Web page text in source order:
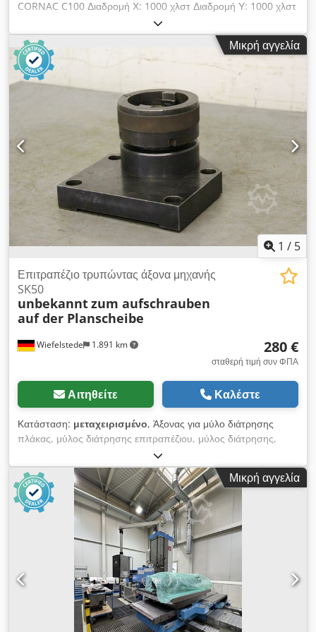
βοηθήματα σύσφιξης, 1 γωνία σύσφιξης και πλάκες κ.λπ.
CORNAC C100 Διαδρομή Χ: 1000 χλστ Διαδρομή Υ: 1000 χλστ
Διαδρομή Z: 1260 χλστ Σταθερό τραπέζι Κώνος: SA 50 Άξονας:
Ø 100 mm Έξοδος άξονα: 550 mm Περιστροφή: από 10 έως
1250 σ.α.λ Μέγεθος τραπεζιού: 1550 x 980 mm Πλάκα
επιφανείας: Ø 520 mm Κινητήρας άξονα: 9,5 kW Κλίμακα 3
άξονες HEIDENHAIN Αυτόματες τροφοδοσίες: X - Y - Z
Παρέχεται με ένα σετ κώνων Τάση: 380 V Διαστάσεις (Μ x Π x
Υ): 4500 x 2100 x 2450 mm Βάρος: περίπου 8 T Dkedpfxjzmx
Μικρή αγγελία
1 / 5
Wiefelstede 1.891 km
Επιτραπέζιο τρυπώντας άξονα μηχανής
SK50
unbekanntzum aufschrauben
auf der Planscheibe
280 €
σταθερή τιμή συν ΦΠΑ
Αιτηθείτε Καλέστε
Κατάσταση: μεταχειρισμένο, Άξονας για μύλο διάτρησης
πλάκας, μύλος διάτρησης επιτραπέζιου, μύλος διάτρησης,
μηχανή άλεσης, πένα, διάτρηση κεφαλής, Άξονας
αντικατάστασης -Σύκτρα SK50 για: βίδωμα στην πρόσοψη
-Ρύθμιση: SK50 -Διαστάσεις: 220/220 / H160 mm -Βάρος: 20
kg Dodsd Ac Ipspfx Acqokr
Μικρή αγγελία